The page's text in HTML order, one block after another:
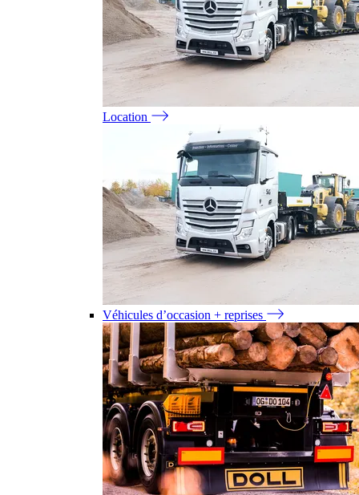
Location
Véhicules d’occasion + reprises